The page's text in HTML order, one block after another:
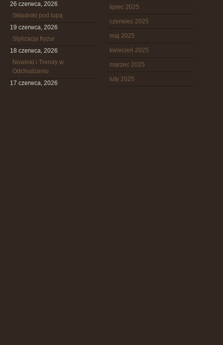
26 czerwca, 2026
Składniki pod lupą
19 czerwca, 2026
Stylizacja fryzur
18 czerwca, 2026
Nowinki i Trendy w
Odchudzaniu
17 czerwca, 2026
lipiec 2025
czerwiec 2025
maj 2025
kwiecień 2025
marzec 2025
luty 2025